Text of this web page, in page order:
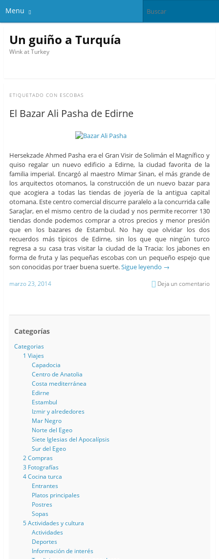
Menu
Un guiño a Turquía
Wink at Turkey
ETIQUETADO CON ESCOBAS
El Bazar Ali Pasha de Edirne
Hersekzade Ahmed Pasha era el Gran Visir de Solimán el Magnífico y
quiso regalar un nuevo edificio a Edirne, la ciudad favorita de la
familia imperial. Encargó al maestro Mimar Sinan, el más grande de
los arquitectos otomanos, la construcción de un nuevo bazar para
que acogiera a todas las tiendas de joyería de la antigua capital
otomana. Este centro comercial discurre paralelo a la concurrida calle
Saraçlar, en el mismo centro de la ciudad y nos permite recorrer 130
tiendas donde podemos comprar a otros precios y menor presión
que en los bazares de Estambul. No hay que olvidar los dos
recuerdos más típicos de Edirne, sin los que que ningún turco
regresa a su casa tras visitar la ciudad de la Tracia: los jabones en
forma de fruta y las pequeñas escobas con un pequeño espejo que
son conocidas por traer buena suerte.Sigue leyendo →
marzo 23, 2014 Deja un comentario
Categorías
Categorias
1 Viajes
Capadocia
Centro de Anatolia
Costa mediterránea
Edirne
Estambul
Izmir y alrededores
Mar Negro
Norte del Egeo
Siete Iglesias del Apocalípsis
Sur del Egeo
2 Compras
3 Fotografías
4 Cocina turca
Entrantes
Platos principales
Postres
Sopas
5 Actividades y cultura
Actividades
Deportes
Información de interés